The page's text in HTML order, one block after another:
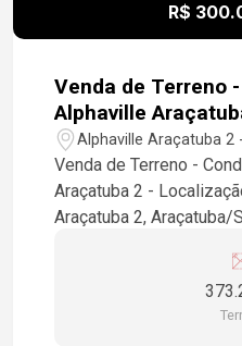
R$
Venda de Terreno
Alphaville
Alphaville Araçatuba 2
Venda de Terreno -
Araçatuba 2 - Localização: Bairro Alphaville
Araçatuba 2, Araçatuba/
localizado em um dos
valorizados da região.
sua casa dos sonhos, o